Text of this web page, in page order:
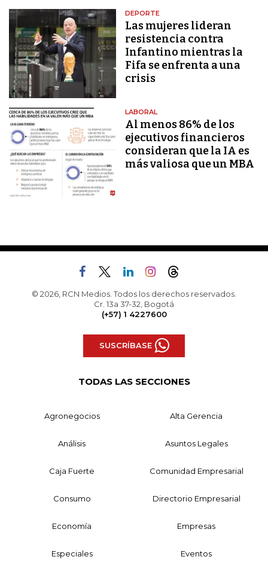
DEPORTE
Las mujeres lideran
resistencia contra
Infantino mientras la
Fifa se enfrenta a una
crisis
LABORAL
Al menos 86% de los
ejecutivos financieros
consideran que la IA es
más valiosa que un MBA
© 2026, RCN Medios. Todos los derechos reservados.
Cr. 13a 37-32, Bogotá
(+57) 1 4227600
SUSCRÍBASE
TODAS LAS SECCIONES
Agronegocios Alta Gerencia
Análisis Asuntos Legales
Caja Fuerte Comunidad Empresarial
Consumo Directorio Empresarial
Economía Empresas
Especiales Eventos